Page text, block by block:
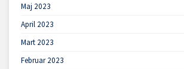
Maj 2023
April 2023
Mart 2023
Februar 2023